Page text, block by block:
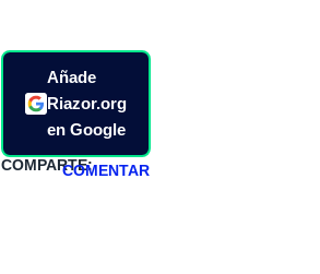
Añade
Riazor.org
en Google
COMPARTE:COMENTAR